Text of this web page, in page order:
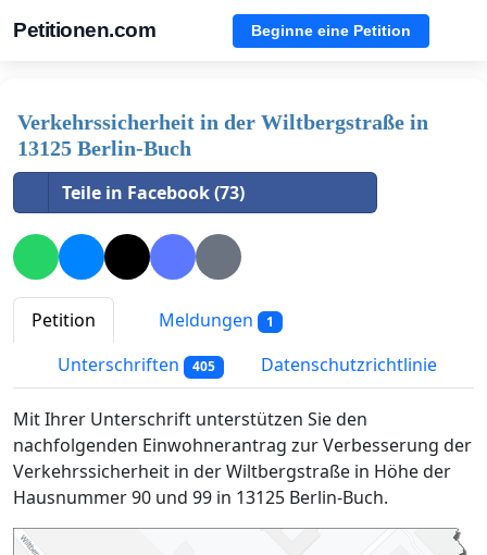
Petitionen.com Beginne eine Petition
Verkehrssicherheit in der Wiltbergstraße in
13125 Berlin-Buch
Teile in Facebook (73)
Petition Meldungen 1
Unterschriften 405 Datenschutzrichtlinie
Mit Ihrer Unterschrift unterstützen Sie den
nachfolgenden Einwohnerantrag zur Verbesserung der
Verkehrssicherheit in der Wiltbergstraße in Höhe der
Hausnummer 90 und 99 in 13125 Berlin-Buch.